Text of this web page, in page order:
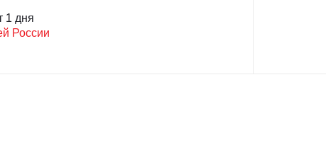
1 дня
России